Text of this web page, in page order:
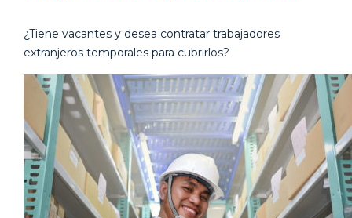
¿Tiene vacantes y desea contratar trabajadores
extranjeros temporales para cubrirlos?